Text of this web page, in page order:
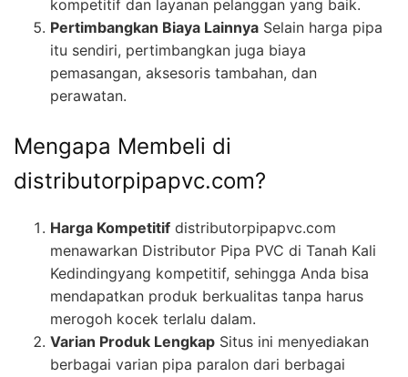
kompetitif dan layanan pelanggan yang baik.
Pertimbangkan Biaya Lainnya Selain harga pipa
itu sendiri, pertimbangkan juga biaya
pemasangan, aksesoris tambahan, dan
perawatan.
Mengapa Membeli di
distributorpipapvc.com?
Harga Kompetitif distributorpipapvc.com
menawarkan Distributor Pipa PVC di Tanah Kali
Kedindingyang kompetitif, sehingga Anda bisa
mendapatkan produk berkualitas tanpa harus
merogoh kocek terlalu dalam.
Varian Produk Lengkap Situs ini menyediakan
berbagai varian pipa paralon dari berbagai